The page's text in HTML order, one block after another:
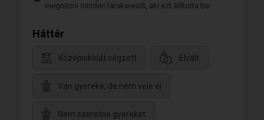
megnézni minden társkeresőt, aki ezt állította be.
Háttér
Középiskolát végzett Elvált
Van gyereke, de nem vele él
Nem szeretne gyereket